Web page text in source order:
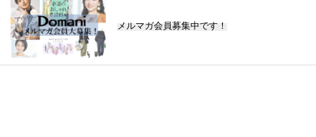
メルマガ会員募集中です！